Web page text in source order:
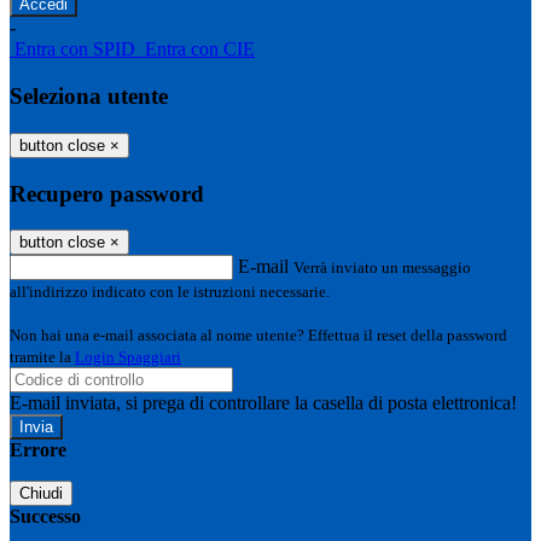
-
Entra con SPID Entra con CIE
Seleziona utente
button close ×
Recupero password
button close ×
E-mail Verrà inviato un messaggio
all'indirizzo indicato con le istruzioni necessarie.
Non hai una e-mail associata al nome utente? Effettua il reset della password
tramite la Login Spaggiari
E-mail inviata, si prega di controllare la casella di posta elettronica!
Errore
Chiudi
Successo